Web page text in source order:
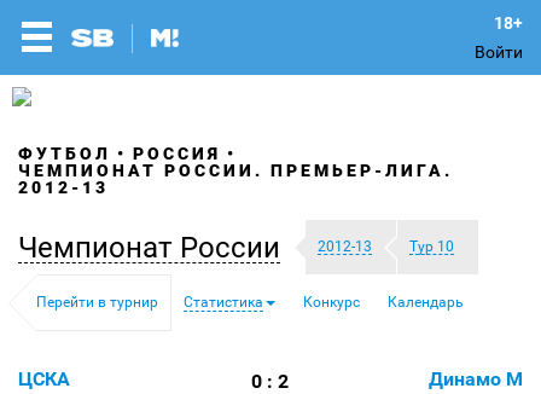
Войти
ФУТБОЛ
РОССИЯ
ЧЕМПИОНАТ РОССИИ. ПРЕМЬЕР-ЛИГА.
2012-13
Чемпионат России 2012-13 Тур 10
Перейти в турнир Статистика Конкурс Календарь
ЦСКА 0 : 2 Динамо М